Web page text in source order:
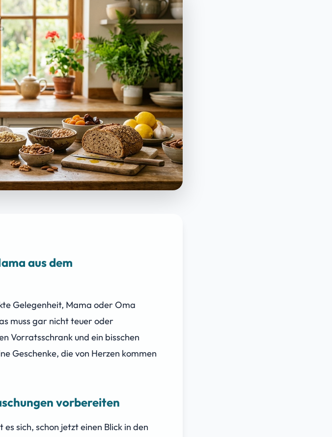
aus dem
Gelegenheit, Mama oder Oma
muss gar nicht teuer oder
Vorratsschrank und ein bisschen
Geschenke, die von Herzen kommen
vorbereiten
sich, schon jetzt einen Blick in den